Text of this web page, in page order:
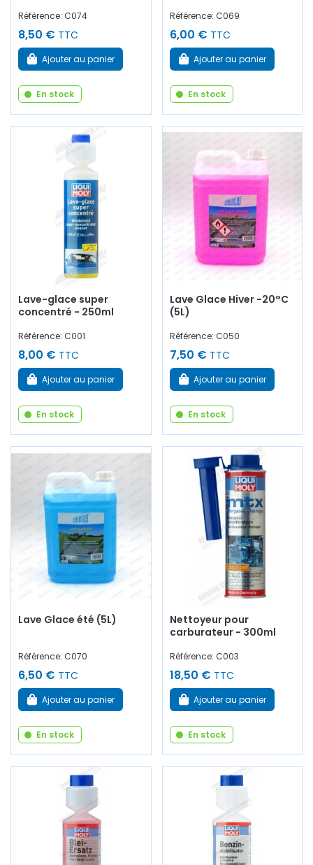
Référence: C074
8,50 € TTC
Ajouter au panier
En stock
Référence: C069
6,00 € TTC
Ajouter au panier
En stock
Lave-glace super
concentré - 250ml
Référence: C001
8,00 € TTC
Ajouter au panier
En stock
Lave Glace Hiver -20°C
(5L)
Référence: C050
7,50 € TTC
Ajouter au panier
En stock
Lave Glace été (5L)
Référence: C070
6,50 € TTC
Ajouter au panier
En stock
Nettoyeur pour
carburateur - 300ml
Référence: C003
18,50 € TTC
Ajouter au panier
En stock